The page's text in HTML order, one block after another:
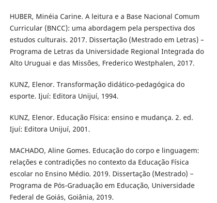
HUBER, Minéia Carine. A leitura e a Base Nacional Comum
Curricular (BNCC): uma abordagem pela perspectiva dos
estudos culturais. 2017. Dissertação (Mestrado em Letras) –
Programa de Letras da Universidade Regional Integrada do
Alto Uruguai e das Missões, Frederico Westphalen, 2017.
KUNZ, Elenor. Transformação didático-pedagógica do
esporte. Ijuí: Editora Unijuí, 1994.
KUNZ, Elenor. Educação Física: ensino e mudança. 2. ed.
Ijuí: Editora Unijuí, 2001.
MACHADO, Aline Gomes. Educação do corpo e linguagem:
relações e contradições no contexto da Educação Física
escolar no Ensino Médio. 2019. Dissertação (Mestrado) −
Programa de Pós-Graduação em Educação, Universidade
Federal de Goiás, Goiânia, 2019.